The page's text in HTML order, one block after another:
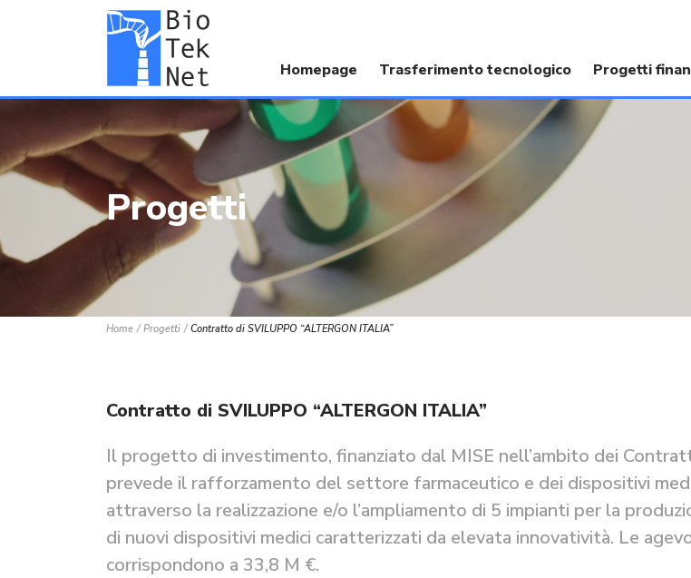
Homepage Trasferimento tecnologico Progetti
Progetti
Home Progetti Contratto di SVILUPPO “ALTERGON ITALIA”
Contratto di SVILUPPO “ALTERGON ITALIA”
Il progetto di investimento, finanziato dal MISE nell’ambito dei
prevede il rafforzamento del settore farmaceutico e dei dispositivi
attraverso la realizzazione e/o l’ampliamento di 5 impianti per la
di nuovi dispositivi medici caratterizzati da elevata innovatività. Le
corrispondono a 33,8 M €.